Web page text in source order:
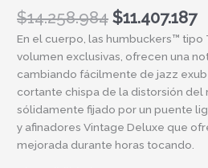
$14.258.984 $11.407.187
En el cuerpo, las humbuckers™ tipo
volumen exclusivas, ofrecen una
cambiando fácilmente de jazz
cortante chispa de la distorsión del
sólidamente fijado por un puente
y afinadores Vintage Deluxe que
mejorada durante horas tocando.